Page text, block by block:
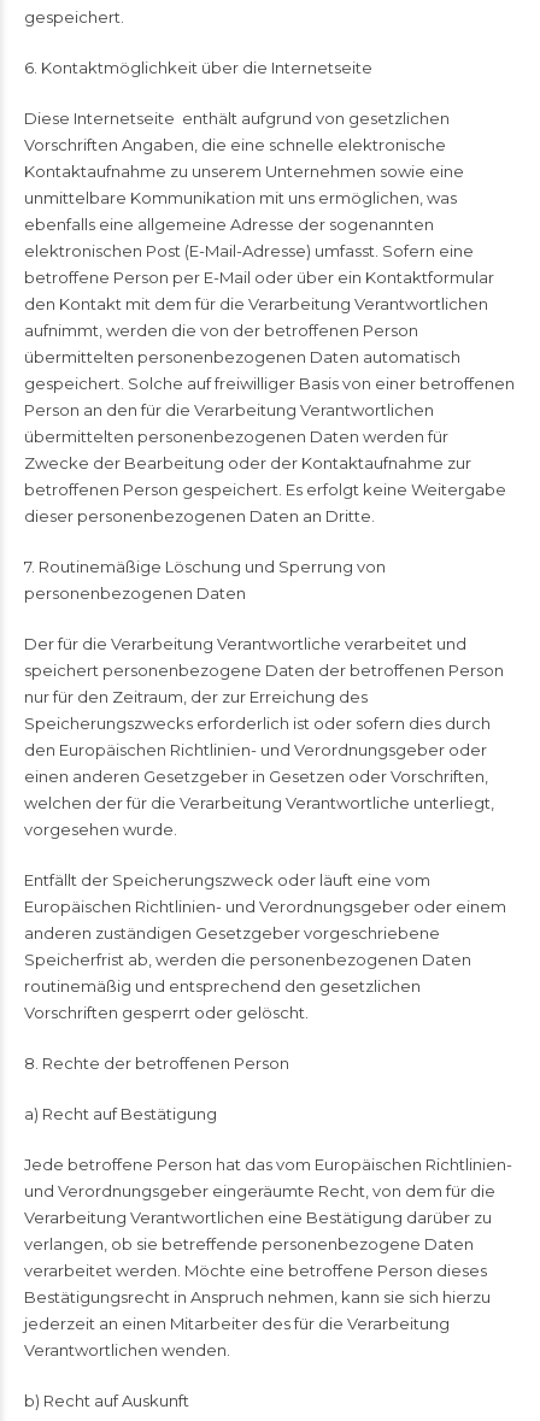
gespeichert.
6. Kontaktmöglichkeit über die Internetseite
Diese Internetseite enthält aufgrund von gesetzlichen
Vorschriften Angaben, die eine schnelle elektronische
Kontaktaufnahme zu unserem Unternehmen sowie eine
unmittelbare Kommunikation mit uns ermöglichen, was
ebenfalls eine allgemeine Adresse der sogenannten
elektronischen Post (E-Mail-Adresse) umfasst. Sofern eine
betroffene Person per E-Mail oder über ein Kontaktformular
den Kontakt mit dem für die Verarbeitung Verantwortlichen
aufnimmt, werden die von der betroffenen Person
übermittelten personenbezogenen Daten automatisch
gespeichert. Solche auf freiwilliger Basis von einer betroffenen
Person an den für die Verarbeitung Verantwortlichen
übermittelten personenbezogenen Daten werden für
Zwecke der Bearbeitung oder der Kontaktaufnahme zur
betroffenen Person gespeichert. Es erfolgt keine Weitergabe
dieser personenbezogenen Daten an Dritte.
7. Routinemäßige Löschung und Sperrung von
personenbezogenen Daten
Der für die Verarbeitung Verantwortliche verarbeitet und
speichert personenbezogene Daten der betroffenen Person
nur für den Zeitraum, der zur Erreichung des
Speicherungszwecks erforderlich ist oder sofern dies durch
den Europäischen Richtlinien- und Verordnungsgeber oder
einen anderen Gesetzgeber in Gesetzen oder Vorschriften,
welchen der für die Verarbeitung Verantwortliche unterliegt,
vorgesehen wurde.
Entfällt der Speicherungszweck oder läuft eine vom
Europäischen Richtlinien- und Verordnungsgeber oder einem
anderen zuständigen Gesetzgeber vorgeschriebene
Speicherfrist ab, werden die personenbezogenen Daten
routinemäßig und entsprechend den gesetzlichen
Vorschriften gesperrt oder gelöscht.
8. Rechte der betroffenen Person
a) Recht auf Bestätigung
Jede betroffene Person hat das vom Europäischen Richtlinien-
und Verordnungsgeber eingeräumte Recht, von dem für die
Verarbeitung Verantwortlichen eine Bestätigung darüber zu
verlangen, ob sie betreffende personenbezogene Daten
verarbeitet werden. Möchte eine betroffene Person dieses
Bestätigungsrecht in Anspruch nehmen, kann sie sich hierzu
jederzeit an einen Mitarbeiter des für die Verarbeitung
Verantwortlichen wenden.
b) Recht auf Auskunft